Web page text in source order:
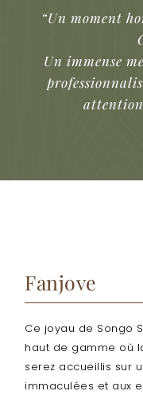
“Un moment
Un immense
Fanjove
Ce joyau de Songo
haut de gamme où
serez accueillis sur
immaculées et aux